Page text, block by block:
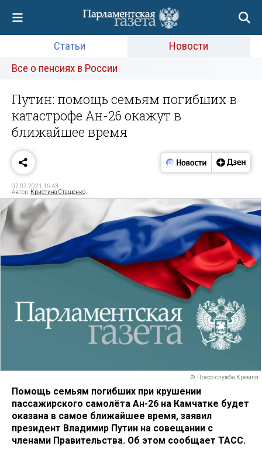
Статьи
Новости
Все о пенсиях в России
Путин: помощь семьям погибших в
катастрофе Ан-26 окажут в
ближайшее время
07.07.2021 16:43
Автор: Кристина Стащенко
© Пресс-служба Кремля
Помощь семьям погибших при крушении
пассажирского самолёта Ан-26 на Камчатке будет
оказана в самое ближайшее время, заявил
президент Владимир Путин на совещании с
членами Правительства. Об этом сообщает ТАСС.